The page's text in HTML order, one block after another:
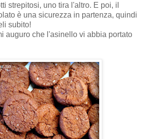
strepitosi, uno tira l'altro. E poi, il
è una sicurezza in partenza, quindi
subito!
auguro che l'asinello vi abbia portato